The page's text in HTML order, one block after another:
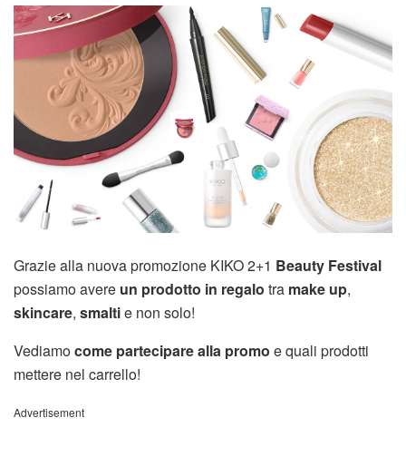
Grazie alla nuova promozione KIKO 2+1 Beauty Festival
possiamo avere un prodotto in regalo tra make up,
skincare, smaltie non solo!
Vediamocome partecipare alla promo e quali prodotti
mettere nel carrello!
Advertisement